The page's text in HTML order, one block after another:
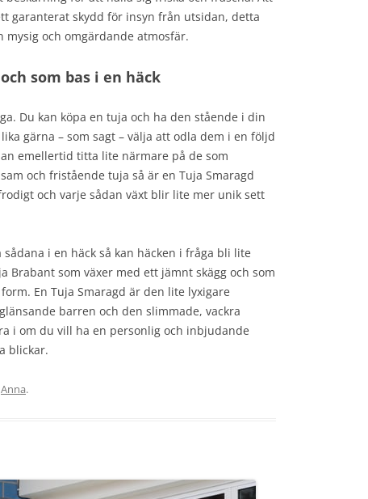
garanterat skydd för insyn från utsidan, detta
och omgärdande atmosfär.
som bas i en häck
Du kan köpa en tuja och ha den stående i din
gärna – som sagt – välja att odla dem i en följd
emellertid titta lite närmare på de som
och fristående tuja så är en Tuja Smaragd
och varje sådan växt blir lite mer unik sett
i en häck så kan häcken i fråga bli lite
Brabant som växer med ett jämnt skägg och som
En Tuja Smaragd är den lite lyxigare
barren och den slimmade, vackra
i om du vill ha en personlig och inbjudande
blickar.
Anna.